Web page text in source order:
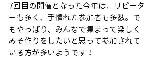
7回目の開催となった今年は、リピータ
ーも多く、手慣れた参加者も多数。で
もやっぱり、みんなで集まって楽しく
みそ作りをしたいと思って参加されて
いる方が多いようです！